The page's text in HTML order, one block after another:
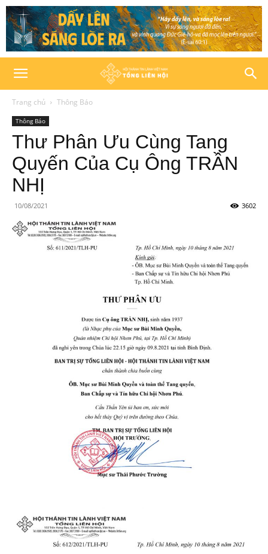
Trang chủ Thông Báo
Thông Báo
Thư Phân Ưu Cùng Tang
Quyến Của Cụ Ông TRẦN
NHỊ
10/08/2021 3602